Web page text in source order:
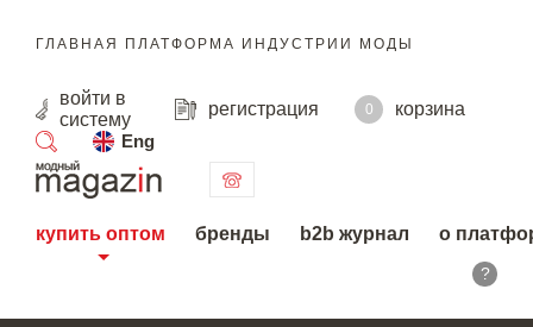
ГЛАВНАЯ ПЛАТФОРМА ИНДУСТРИИ МОДЫ
войти в
систему
регистрация 0
корзина
Eng
поиск
купить оптом бренды b2b журнал о
?